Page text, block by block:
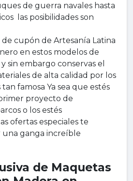
de guerra navales hasta
las posibilidades son
cupón de Artesanía Latina
en estos modelos de
sin embargo conservas el
de alta calidad por los
famosa Ya sea que estés
proyecto de
o los estés
ofertas especiales te
ganga increíble
de Maquetas